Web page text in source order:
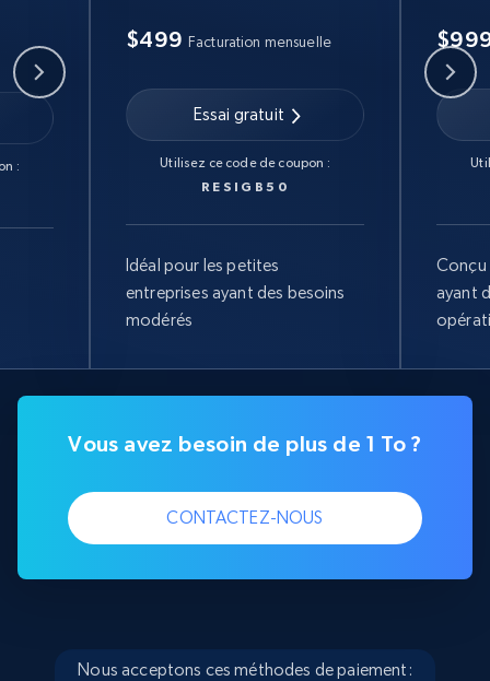
:
$499 Facturation mensuelle
Essai gratuit
Utilisez ce code de coupon :
RESIGB50
Idéal pour les petites
entreprises ayant des besoins
modérés
Conçu
ayant
Vous avez besoin de plus de 1 To ?
CONTACTEZ-NOUS
Nous acceptons ces méthodes de paiement: